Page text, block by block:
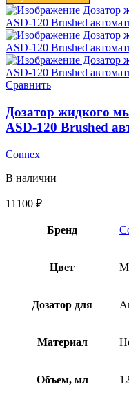
Сравнить
Дозатор жидкого
ASD-120 Brushed
Connex
В наличии
11100 ₽
Бренд
Цвет
Дозатор для
Материал
Объем, мл